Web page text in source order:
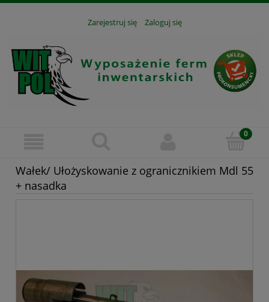
Zarejestruj się Zaloguj się
Wałek/ Ułożyskowanie z ogranicznikiem Mdl 55
+ nasadka